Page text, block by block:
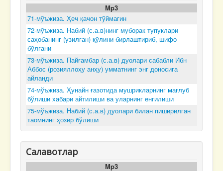
Mp3
71-мўъжиза. Ҳеч қачон тўймагин
72-мўъжиза. Набий (с.а.в)нинг муборак тупуклари
саҳобанинг (узилган) қўлини бирлаштириб, шифо
бўлгани
73-мўъжиза. Пайғамбар (с.а.в) дуолари сабабли Ибн
Аббос (розияллоҳу анҳу) умматнинг энг доносига
айланди
74-мўъжиза. Ҳунайн ғазотида мушрикларнинг мағлуб
бўлиши хабари айтилиши ва уларнинг енгилиши
75-мўъжиза. Набий (с.а.в) дуолари билан пиширилган
таомнинг ҳозир бўлиши
Салавотлар
Mp3